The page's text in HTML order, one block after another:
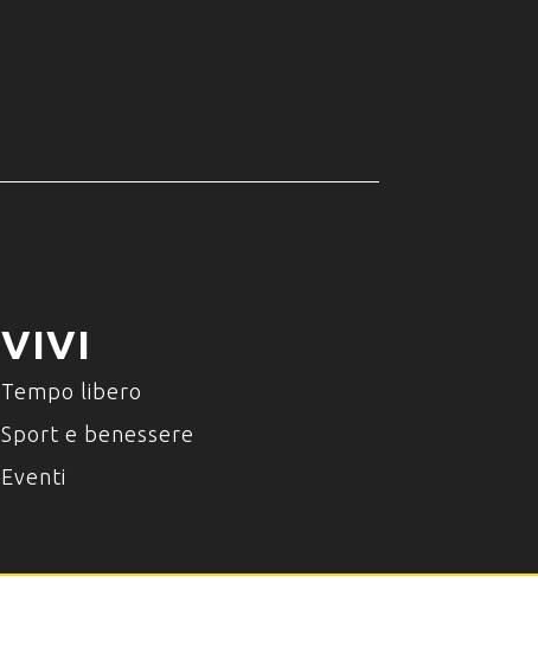
VIVI
Tempo libero
Sport e benessere
Eventi